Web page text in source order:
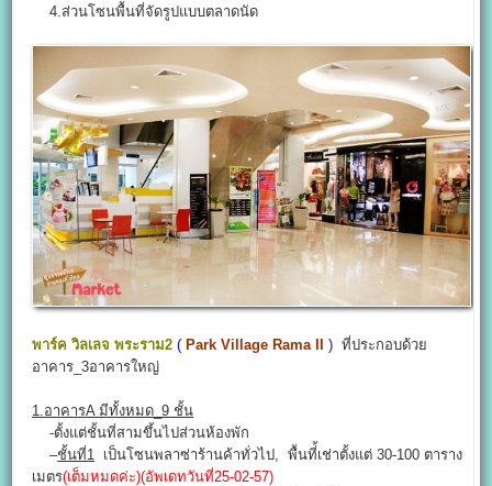
4.ส่วนโซนพื้นที่จัดรูปแบบตลาดนัด
พาร์ค วิลเลจ พระราม2(Park Village Rama II) ที่ประกอบด้วย
อาคาร_3อาคารใหญ่
1.อาคารA มีทั้งหมด_9 ชั้น
-ตั้งแต่ชั้นที่สามขึ้นไปส่วนห้องพัก
–ชั้นที่1
เป็นโซนพลาซ่าร้านค้าทั่วไป, พื้นที่้เช่าตั้งแต่ 30-100 ตาราง
เมตร(เต็มหมดค่ะ)(อัพเดทวันที่25-02-57)